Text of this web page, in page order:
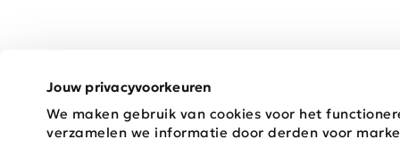
Jouw privacyvoorkeuren
We maken gebruik van cookies voor het
verzamelen we informatie door derden voor
Copyright © 2026 Schijvens Mode